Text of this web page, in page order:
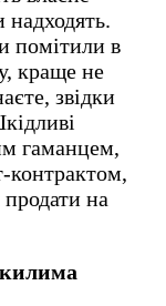
надходять.
помітили в
краще не
звідки
гаманцем,
контрактом,
на